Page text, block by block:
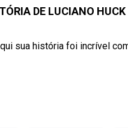
DE LUCIANO HUCK
sua história foi incrível